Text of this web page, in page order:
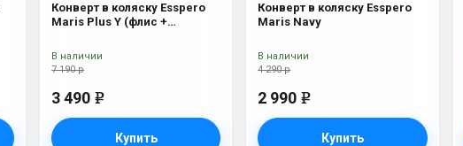
Конверт в коляску Esspero
Maris Plus Y (флис +
7 190 р
3 490 e
Купить
В наличии
Конверт в коляску Esspero
Maris Navy
4 290 р
2 990 e
Купить
В наличии